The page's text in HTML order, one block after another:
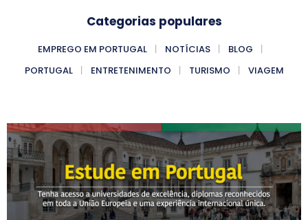
Categorias populares
EMPREGO EM PORTUGAL NOTÍCIAS
BLOG
PORTUGAL
ENTRETENIMENTO TURISMO VIAGEM